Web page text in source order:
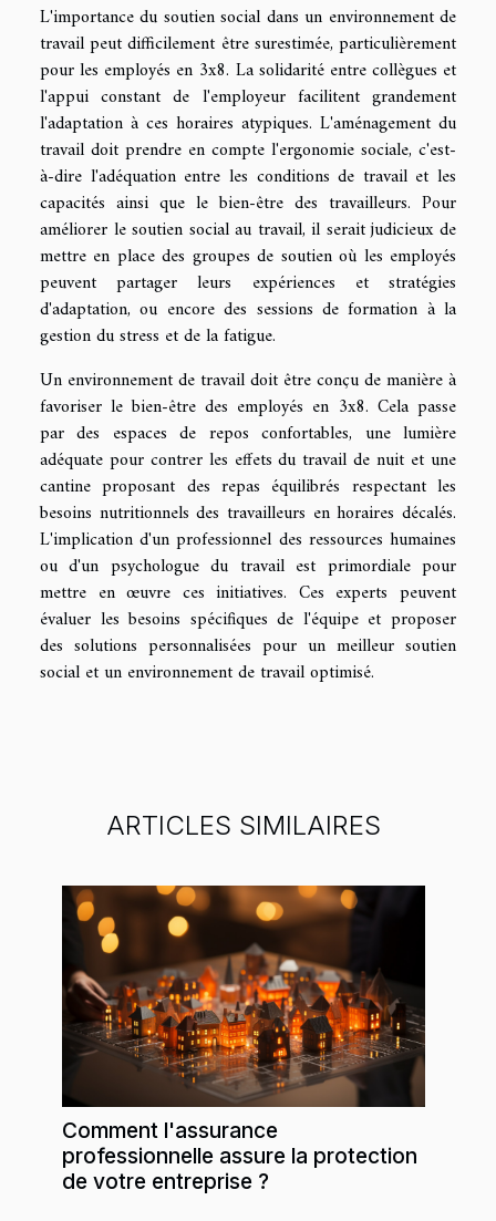
L'importance du soutien social dans un environnement de
travail peut difficilement être surestimée, particulièrement
pour les employés en 3x8. La solidarité entre collègues et
l'appui constant de l'employeur facilitent grandement
l'adaptation à ces horaires atypiques. L'aménagement du
travail doit prendre en compte l'ergonomie sociale, c'est-
à-dire l'adéquation entre les conditions de travail et les
capacités ainsi que le bien-être des travailleurs. Pour
améliorer le soutien social au travail, il serait judicieux de
mettre en place des groupes de soutien où les employés
peuvent partager leurs expériences et stratégies
d'adaptation, ou encore des sessions de formation à la
gestion du stress et de la fatigue.
Un environnement de travail doit être conçu de manière à
favoriser le bien-être des employés en 3x8. Cela passe
par des espaces de repos confortables, une lumière
adéquate pour contrer les effets du travail de nuit et une
cantine proposant des repas équilibrés respectant les
besoins nutritionnels des travailleurs en horaires décalés.
L'implication d'un professionnel des ressources humaines
ou d'un psychologue du travail est primordiale pour
mettre en œuvre ces initiatives. Ces experts peuvent
évaluer les besoins spécifiques de l'équipe et proposer
des solutions personnalisées pour un meilleur soutien
social et un environnement de travail optimisé.
ARTICLES SIMILAIRES
Comment l'assurance
professionnelle assure la protection
de votre entreprise ?